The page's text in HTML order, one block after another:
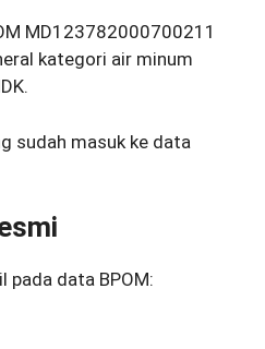
MD123782000700211
kategori air minum
sudah masuk ke data
pada data BPOM: